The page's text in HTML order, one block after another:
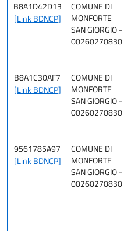
B8A1D42D13
[Link BDNCP]
COMUNE DI
MONFORTE
SAN GIORGIO -
00260270830
B8A1C30AF7
[Link BDNCP]
COMUNE DI
MONFORTE
SAN GIORGIO -
00260270830
9561785A97
[Link BDNCP]
COMUNE DI
MONFORTE
SAN GIORGIO -
00260270830